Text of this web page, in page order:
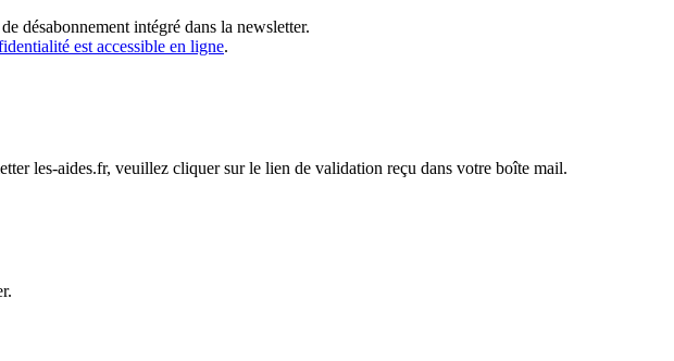
désabonnement intégré dans la newsletter.
est accessible en ligne.
les-aides.fr, veuillez cliquer sur le lien de validation reçu dans votre boîte mail.